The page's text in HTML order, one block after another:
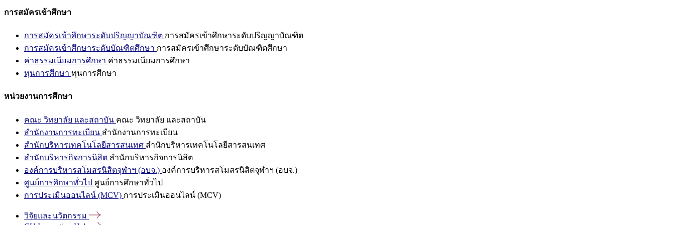
การสมัครเข้าศึกษา
การสมัครเข้าศึกษาระดับปริญญาบัณฑิต การสมัครเข้าศึกษาระดับปริญญาบัณฑิต
การสมัครเข้าศึกษาระดับบัณฑิตศึกษา การสมัครเข้าศึกษาระดับบัณฑิตศึกษา
ค่าธรรมเนียมการศึกษา ค่าธรรมเนียมการศึกษา
ทุนการศึกษา ทุนการศึกษา
หน่วยงานการศึกษา
คณะ วิทยาลัย และสถาบัน คณะ วิทยาลัย และสถาบัน
สำนักงานการทะเบียน สำนักงานการทะเบียน
สำนักบริหารเทคโนโลยีสารสนเทศ สำนักบริหารเทคโนโลยีสารสนเทศ
สำนักบริหารกิจการนิสิต สำนักบริหารกิจการนิสิต
องค์การบริหารสโมสรนิสิตจุฬาฯ (อบจ.) องค์การบริหารสโมสรนิสิตจุฬาฯ (อบจ.)
ศูนย์การศึกษาทั่วไป ศูนย์การศึกษาทั่วไป
การประเมินออนไลน์ (MCV) การประเมินออนไลน์ (MCV)
วิจัยและนวัตกรรม